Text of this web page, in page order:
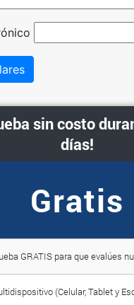
sin costo
días!
Gratis
GRATIS para que evalúes
(Celular, Tablet y